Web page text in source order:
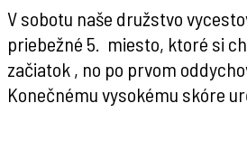
V sobotu naše družstvo
priebežné 5. miesto, ktoré si
začiatok , no po prvom
Konečnému vysokému skóre